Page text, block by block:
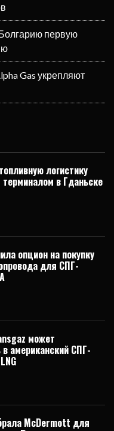
первую
Gas укрепляют
логистику
в Гданьске
опцион на покупку
для СПГ-
может
в американский СПГ-
McDermott для